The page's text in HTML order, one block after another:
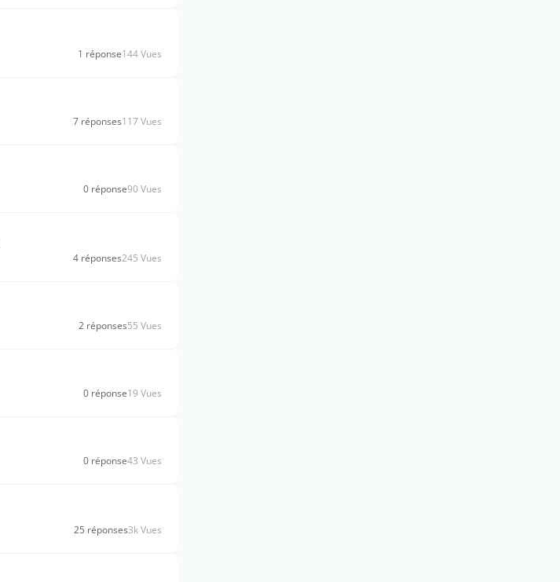
1 réponse144 Vues
7 réponses117 Vues
0 réponse90 Vues
4 réponses245 Vues
2 réponses55 Vues
0 réponse19 Vues
0 réponse43 Vues
25 réponses3k Vues